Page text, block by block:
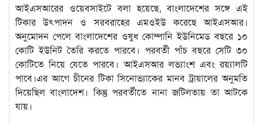
আইএসআরের ওয়েবসাইটে বলা হয়েছে, বাংলাদেশের সঙ্গে এই
টিকার উৎপাদন ও সরবরাহের এমওইউ করেছে আইএসআর।
অনুমোদন পেলে বাংলাদেশের ওষুধ কোম্পানি ইউনিমেড বছরে ১০
কোটি ইউনিট তৈরি করতে পারবে। পরবর্তী পাঁচ বছরে সেটি ৩০
কোটিতে নিয়ে যেতে পারবে। আইএসআর লভ্যাংশ এবং রয়্যালটি
পাবে।এর আগে চীনের টিকা সিনোভ্যাকের মানব ট্রায়ালের অনুমতি
দিয়েছিল বাংলাদেশ। কিন্তু পরবর্তীতে নানা জটিলতায় তা আটকে
যায়।